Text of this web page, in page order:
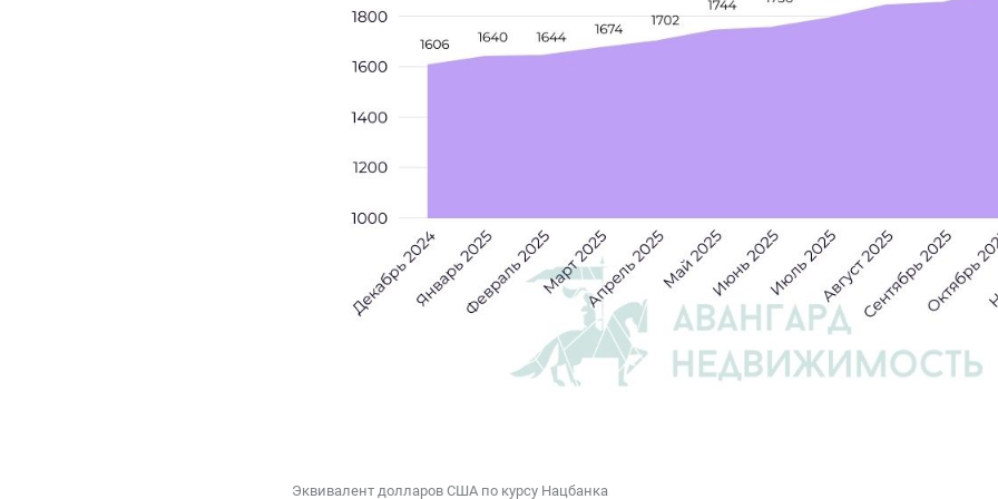
Эквивалент долларов США по курсу Нацбанка